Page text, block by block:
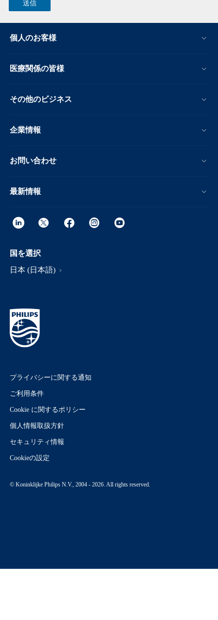
個人のお客様
医療関係の皆様
その他のビジネス
企業情報
お問い合わせ
最新情報
国を選択
日本 (日本語)
プライバシーに関する通知
ご利用条件
Cookie に関するポリシー
個人情報取扱方針
セキュリティ情報
Cookieの設定
© Koninklijke Philips N.V., 2004 - 2026. All rights reserved.